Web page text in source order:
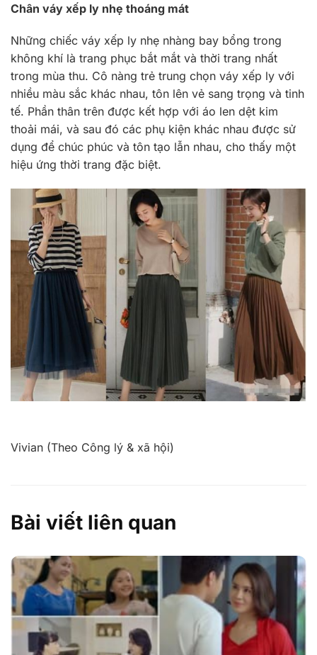
Chân váy xếp ly nhẹ thoáng mát
Những chiếc váy xếp ly nhẹ nhàng bay bổng trong
không khí là trang phục bắt mắt và thời trang nhất
trong mùa thu. Cô nàng trẻ trung chọn váy xếp ly với
nhiều màu sắc khác nhau, tôn lên vẻ sang trọng và tinh
tế. Phần thân trên được kết hợp với áo len dệt kim
thoải mái, và sau đó các phụ kiện khác nhau được sử
dụng để chúc phúc và tôn tạo lẫn nhau, cho thấy một
hiệu ứng thời trang đặc biệt.
Vivian (Theo Công lý & xã hội)
Bài viết liên quan